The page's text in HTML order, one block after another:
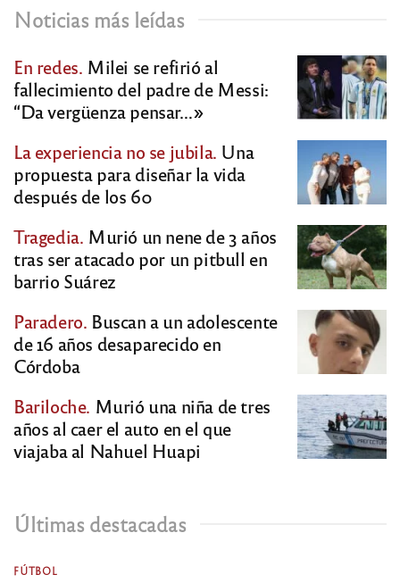
Noticias más leídas
En redes. Milei se refirió al
fallecimiento del padre de Messi:
“Da vergüenza pensar…»
La experiencia no se jubila. Una
propuesta para diseñar la vida
después de los 60
Tragedia. Murió un nene de 3 años
tras ser atacado por un pitbull en
barrio Suárez
Paradero. Buscan a un adolescente
de 16 años desaparecido en
Córdoba
Bariloche. Murió una niña de tres
años al caer el auto en el que
viajaba al Nahuel Huapi
Últimas destacadas
FÚTBOL